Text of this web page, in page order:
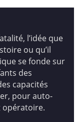
l’idée que
ou qu’il
se fonde sur
des
capacités
pour auto-
opératoire.